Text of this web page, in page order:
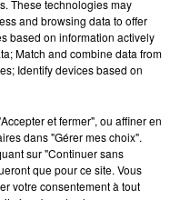
à la vie de chatelain
clip
enfin le remix de « Love
These technologies may
and browsing data to offer
based on information actively
Match and combine data from
Identify devices based on
et fermer", ou affiner en
dans "Gérer mes choix".
sur "Continuer sans
que pour ce site. Vous
votre consentement à tout